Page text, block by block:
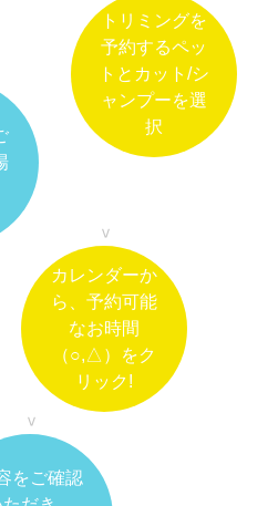
トリミングを
予約するペッ
トとカット/シ
ャンプーを選
択
カレンダーか
ら、予約可能
なお時間
（○,△）をク
リック!
をご確認